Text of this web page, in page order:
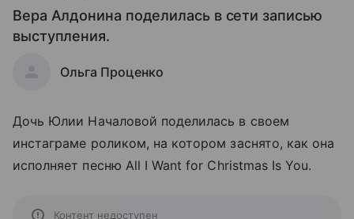
Вера Алдонина поделилась в сети записью
выступления.
Ольга Проценко
Дочь Юлии Началовой поделилась в своем
инстаграме роликом, на котором заснято, как она
исполняет песню All I Want for Christmas Is You.
Контент недоступен